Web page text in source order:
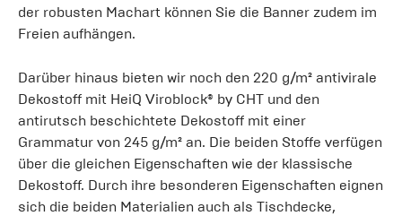
der robusten Machart können Sie die Banner zudem im
Freien aufhängen.
Darüber hinaus bieten wir noch den 220 g/m² antivirale
Dekostoff mit HeiQ Viroblock® by CHT und den
antirutsch beschichtete Dekostoff mit einer
Grammatur von 245 g/m² an. Die beiden Stoffe verfügen
über die gleichen Eigenschaften wie der klassische
Dekostoff. Durch ihre besonderen Eigenschaften eignen
sich die beiden Materialien auch als Tischdecke,